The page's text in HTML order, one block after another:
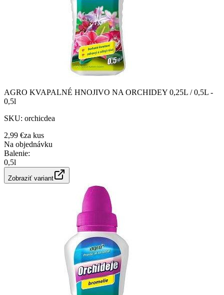
AGRO KVAPALNÉ HNOJIVO NA ORCHIDEY 0,25L / 0,5L -
0,5l
SKU: orchicdea
2,99 €za kus
Na objednávku
Balenie:
0,5l
Zobraziť variant